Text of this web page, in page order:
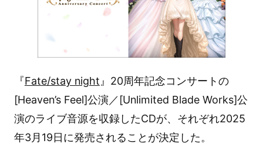
『Fate/stay night 』20周年記念コンサートの
[Heaven’s Feel]公演／[Unlimited Blade Works]公
演のライブ音源を収録したCDが、それぞれ2025
年3月19日に発売されることが決定した。